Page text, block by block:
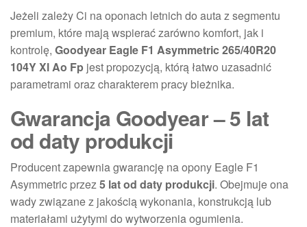
Jeżeli zależy Ci na oponach letnich do auta z segmentu
premium, które mają wspierać zarówno komfort, jak i
kontrolę, Goodyear Eagle F1 Asymmetric 265/40R20
104Y Xl Ao Fp jest propozycją, którą łatwo uzasadnić
parametrami oraz charakterem pracy bieżnika.
Gwarancja Goodyear – 5 lat
od daty produkcji
Producent zapewnia gwarancję na opony Eagle F1
Asymmetric przez5 lat od daty produkcji. Obejmuje ona
wady związane z jakością wykonania, konstrukcją lub
materiałami użytymi do wytworzenia ogumienia.